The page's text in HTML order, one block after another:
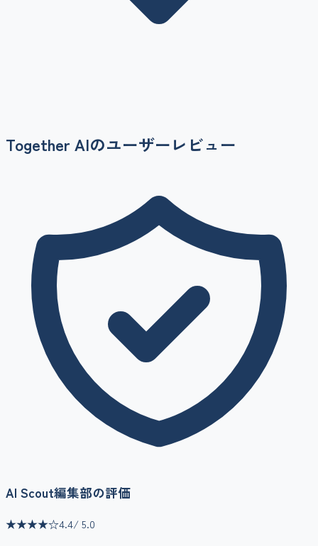
Together AIのユーザーレビュー
AI Scout編集部の評価
★★★★☆4.4/ 5.0